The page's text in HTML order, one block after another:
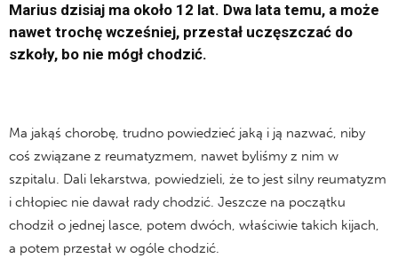
Marius dzisiaj ma około 12 lat. Dwa lata temu, a może
nawet trochę wcześniej, przestał uczęszczać do
szkoły, bo nie mógł chodzić.
Ma jakąś chorobę, trudno powiedzieć jaką i ją nazwać, niby
coś związane z reumatyzmem, nawet byliśmy z nim w
szpitalu. Dali lekarstwa, powiedzieli, że to jest silny reumatyzm
i chłopiec nie dawał rady chodzić. Jeszcze na początku
chodził o jednej lasce, potem dwóch, właściwie takich kijach,
a potem przestał w ogóle chodzić.